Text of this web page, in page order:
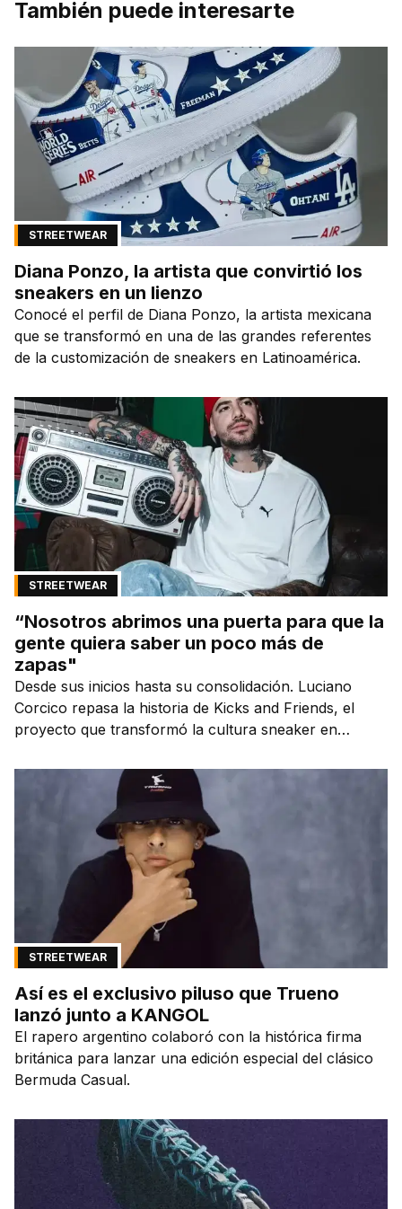
También puede interesarte
STREETWEAR
Diana Ponzo, la artista que convirtió los
sneakers en un lienzo
Conocé el perfil de Diana Ponzo, la artista mexicana
que se transformó en una de las grandes referentes
de la customización de sneakers en Latinoamérica.
STREETWEAR
“Nosotros abrimos una puerta para que la
gente quiera saber un poco más de
zapas"
Desde sus inicios hasta su consolidación. Luciano
Corcico repasa la historia de Kicks and Friends, el
proyecto que transformó la cultura sneaker en
STREETWEAR
Así es el exclusivo piluso que Trueno
lanzó junto a KANGOL
El rapero argentino colaboró con la histórica firma
británica para lanzar una edición especial del clásico
Bermuda Casual.